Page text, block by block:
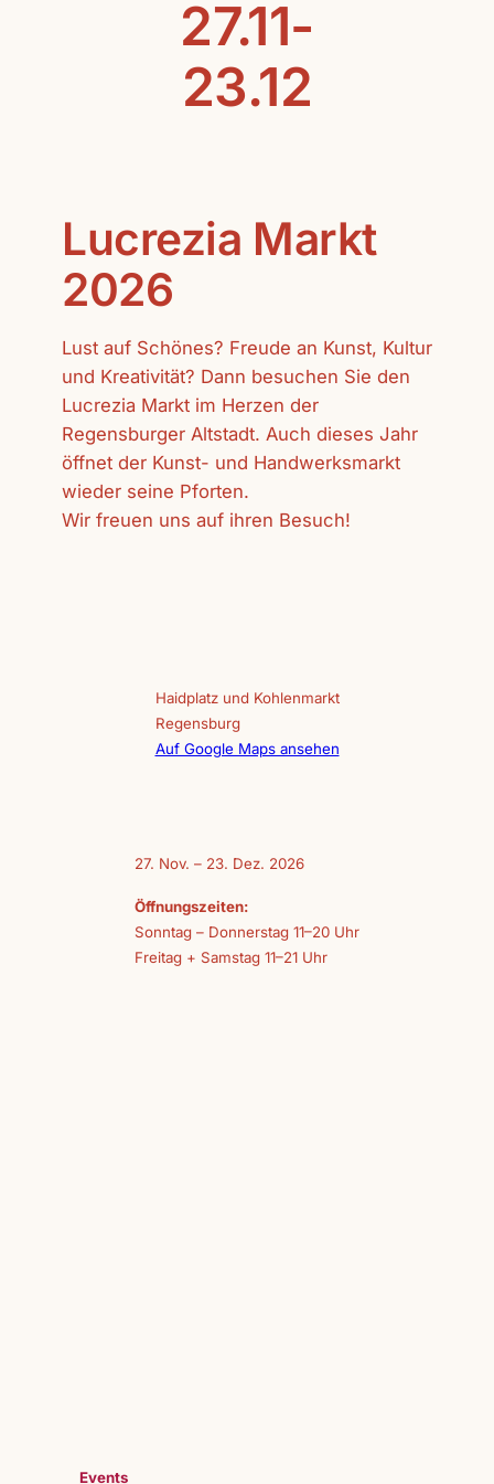
27.11-
23.12
Lucrezia Markt
2026
Lust auf Schönes? Freude an Kunst, Kultur
und Kreativität? Dann besuchen Sie den
Lucrezia Markt im Herzen der
Regensburger Altstadt. Auch dieses Jahr
öffnet der Kunst- und Handwerksmarkt
wieder seine Pforten.
Wir freuen uns auf ihren Besuch!
Haidplatz und Kohlenmarkt
Regensburg
Auf Google Maps ansehen
27. Nov. – 23. Dez. 2026
Öffnungszeiten:
Sonntag – Donnerstag 11–20 Uhr
Freitag + Samstag 11–21 Uhr
Events